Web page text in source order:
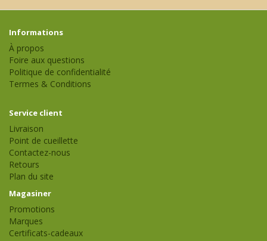
Informations
À propos
Foire aux questions
Politique de confidentialité
Termes & Conditions
Service client
Livraison
Point de cueillette
Contactez-nous
Retours
Plan du site
Magasiner
Promotions
Marques
Certificats-cadeaux